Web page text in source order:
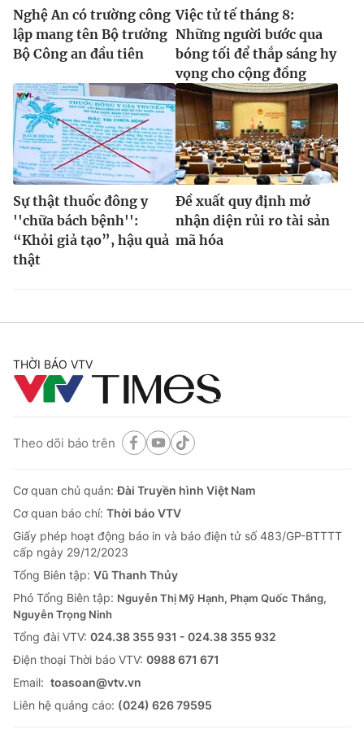
Ðiện thoại Thời báo VTV: 024.66 897 897
Email:toasoan@vtv.vn
Liên hệ quảng cáo:024-7300.7108
Nghệ An có trường công
lập mang tên Bộ trưởng
Bộ Công an đầu tiên
Việc tử tế tháng 8:
Những người bước qua
bóng tối để thắp sáng hy
vọng cho cộng đồng
Sự thật thuốc đông y
''chữa bách bệnh'':
“Khỏi giả tạo”, hậu quả
thật
Ðề xuất quy định mở
nhận diện rủi ro tài sản
mã hóa
THỜI BÁO VTV
Theo dõi báo trên
Cơ quan chủ quản:Đài Truyền hình Việt Nam
Cơ quan báo chí: Thời báo VTV
Giấy phép hoạt động báo in và báo điện tử số 483/GP-BTTTT
cấp ngày 29/12/2023
Tổng Biên tập: Vũ Thanh Thủy
Phó Tổng Biên tập: Nguyễn Thị Mỹ Hạnh, Phạm Quốc Thắng,
Nguyễn Trọng Ninh
Tổng đài VTV: 024.38 355 931 - 024.38 355 932
Ðiện thoại Thời báo VTV: 0988 671 671
Email: toasoan@vtv.vn
Liên hệ quảng cáo: (024) 626 79595